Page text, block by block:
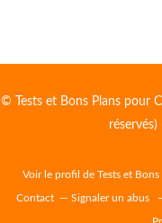
© Tests et Bons Plans pour
Voir le profil de Tests et Bons
Contact Signaler un abus